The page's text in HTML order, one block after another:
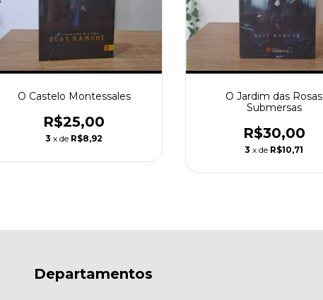
O Castelo Montessales
R$25,00
3 x de R$8,92
O Jardim das Rosas
Submersas
R$30,00
3 x de R$10,71
Departamentos